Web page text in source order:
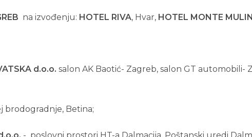
na izvođenju: HOTEL RIVA, Hvar, HOTEL MONTE
d.o.o. salon AK Baotić- Zagreb, salon GT automobili-
brodogradnje, Betina;
- poslovni prostori HT-a Dalmacija, Poštanski uredi